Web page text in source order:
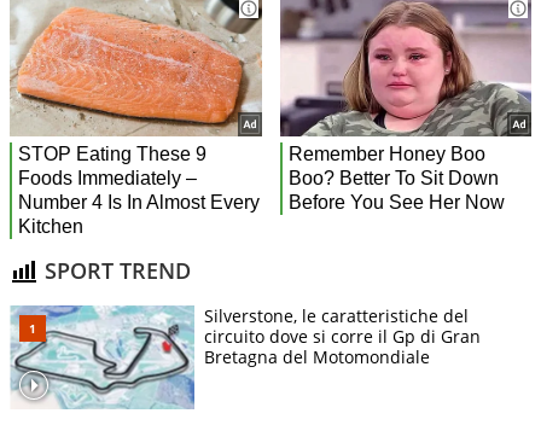
SPORT TREND
Silverstone, le caratteristiche del
circuito dove si corre il Gp di Gran
Bretagna del Motomondiale